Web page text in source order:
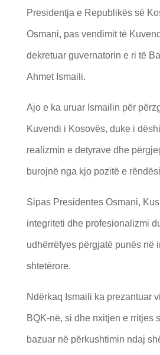
Presidentja e Republikës së
Osmani, pas vendimit të
dekretuar guvernatorin e ri të
Ahmet Ismaili.
Ajo e ka uruar Ismailin për
Kuvendi i Kosovës, duke i
realizmin e detyrave dhe
burojnë nga kjo pozitë e
Sipas Presidentes Osmani,
integriteti dhe profesionalizmi
udhërrëfyes përgjatë punës në
shtetërore.
Ndërkaq Ismaili ka prezantuar
BQK-në, si dhe nxitjen e rritjes
bazuar në përkushtimin ndaj